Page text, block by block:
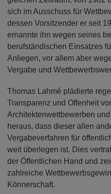
sich im Ausschuss für
dessen Vorsitzender er seit
ernannte ihn wegen seines
berufständischen Einsatzes
Anliegen, vor allem aber
Vergabe und
Thomas Lahmé plädierte
Transparenz und Offenheit
Architektenwettbewerben
heraus, dass dieser allen
Vergabeverfahren für
weit überlegen ist. Dies
der Öffentlichen Hand und
zahlreiche
Könnerschaft.